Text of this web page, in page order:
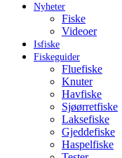
Nyheter
Fiske
Videoer
Isfiske
Fiskeguider
Fluefiske
Knuter
Havfiske
Sjøørretfiske
Laksefiske
Gjeddefiske
Haspelfiske